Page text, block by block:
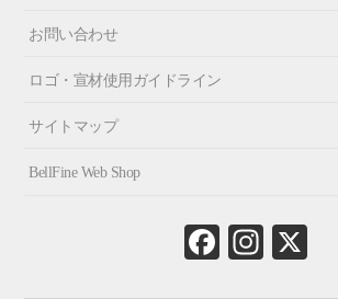
お問い合わせ
ロゴ・宣材使用ガイドライン
サイトマップ
BellFine Web Shop
Fa
ce
In
st